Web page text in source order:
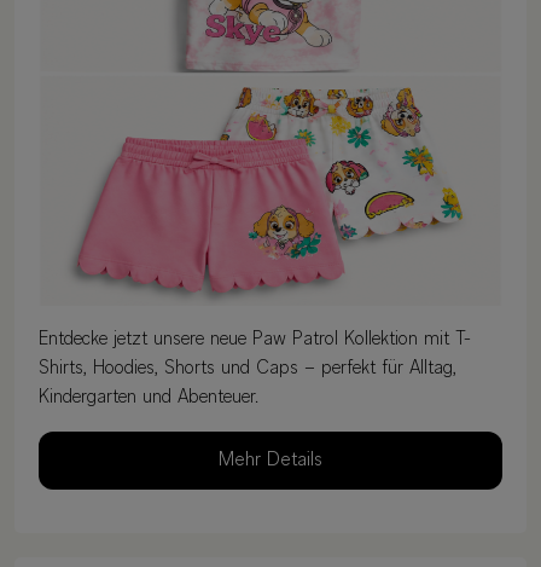
Entdecke jetzt unsere neue Paw Patrol Kollektion mit T-
Shirts, Hoodies, Shorts und Caps – perfekt für Alltag,
Kindergarten und Abenteuer.
Mehr Details